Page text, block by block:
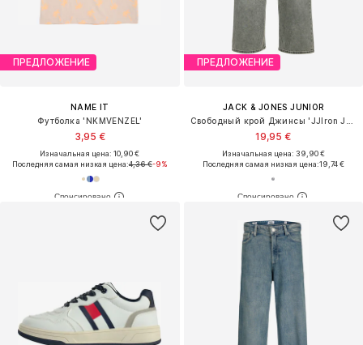
ПРЕДЛОЖЕНИЕ
NAME IT
Футболка 'NKMVENZEL'
3,95 €
Изначальная цена: 10,90 €
Последняя самая низкая цена:4,36 €-9%
ПРЕДЛОЖЕНИЕ
JACK & JONES JUNIOR
19,95 €
Изначальная цена: 39,90 €
Последняя самая низкая цена:19,74 €